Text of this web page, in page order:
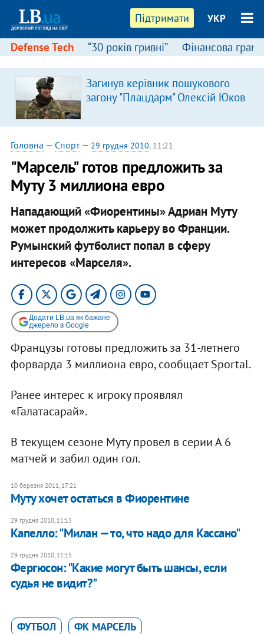
Підтримати УКР
Defense Tech “30 років гривні” Фінансова
Загинув керівник пошукового
загону "Плацдарм" Олексій Юков
Головна — Спорт— 29 грудня 2010, 11:21
"Марсель" готов предложить за
Муту 3 миллиона евро
Нападающий «Фиорентины» Адриан Муту
может продолжить карьеру во Франции.
Румынский футболист попал в сферу
интересов «Марселя». ​
Додати LB.ua як бажане
джерело в Google
Французы готовы предложить за 31-летнего
форварда 3 миллиона евро, сообщает Sportal.
Ранее интерес к игроку проявлял
«Галатасарай».
В текущем сезоне Муту провел в серии А 6
матчей и забил один гол.
10 березня 2011, 17:21
Муту хочет остаться в Фиорентине
29 грудня 2010, 11:15
Капелло: "Милан — то, что надо для Кассано"
29 грудня 2010, 11:15
Фергюсон: "Какие могут быть шансы, если
судья не видит?"
ФУТБОЛ ФК МАРСЕЛЬ